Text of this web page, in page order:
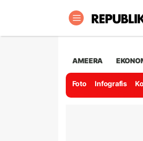
AMEERA
Foto Infografis